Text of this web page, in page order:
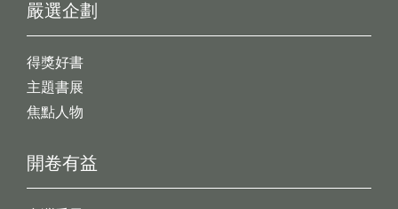
開卷有益
嚴選企劃
得獎好書
主題書展
焦點人物